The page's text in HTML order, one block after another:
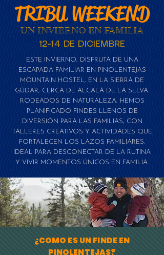
TRIBU WEEKEND
UN INVIERNO EN FAMILIA
12-14 DE DICIEMBRE
ESTE INVIERNO, DISFRUTA DE UNA
ESCAPADA FAMILIAR EN PINOLENTEJAS
MOUNTAIN HOSTEL, EN LA SIERRA DE
GÚDAR, CERCA DE ALCALÁ DE LA SELVA.
RODEADOS DE NATURALEZA, HEMOS
PLANIFICADO FINDES LLENOS DE
DIVERSIÓN PARA LAS FAMILIAS, CON
TALLERES CREATIVOS Y ACTIVIDADES QUE
FORTALECEN LOS LAZOS FAMILIARES.
IDEAL PARA DESCONECTAR DE LA RUTINA
Y VIVIR MOMENTOS ÚNICOS EN FAMILIA.
¿COMO ES UN FINDE EN
PINOLENTEJAS?